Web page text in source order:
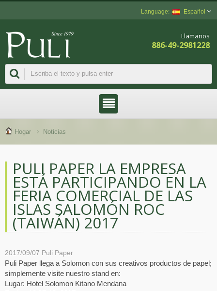
Español
Llamanos
886-49-2981228
Hogar Noticias
PULI PAPER LA EMPRESA
ESTÁ PARTICIPANDO EN LA
FERIA COMERCIAL DE LAS
ISLAS SALOMÓN ROC
(TAIWÁN) 2017
2017/09/07 Puli Paper
Puli Paper llega a Solomon con sus creativos productos de papel;
simplemente visite nuestro stand en:
Lugar: Hotel Solomon Kitano Mendana